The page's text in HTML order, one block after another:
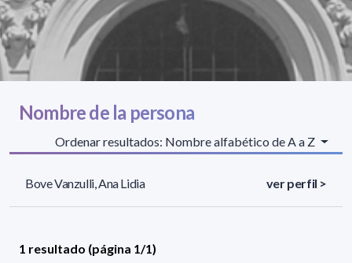
Nombre de la persona
Ordenar resultados: Nombre alfabético de A a Z
Bove Vanzulli, Ana Lidia ver perfil >
1 resultado (página 1/1)